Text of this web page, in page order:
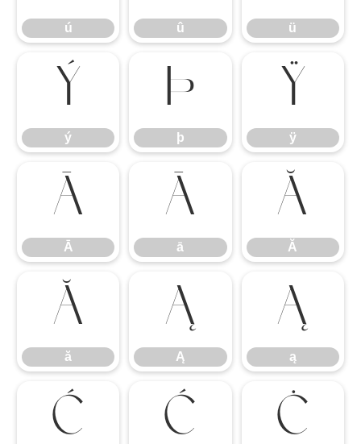
ú û ü
ý
ý
þ
þ
ÿ
ÿ
Ā
Ā
ā
ā
Ă
Ă
ă
ă
Ą
Ą
ą
ą
Ć ć Ċ